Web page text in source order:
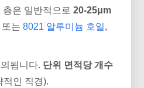
층은 일반적으로20-25μm
또는8021 알루미늄 호일,
됩니다. 단위 면적당 개수
적인 직경).